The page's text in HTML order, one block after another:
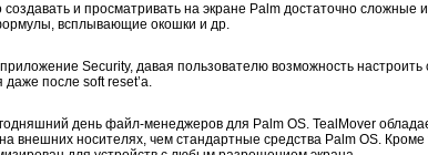
и просматривать на экране Palm достаточно сложные
всплывающие окошки и др.
Security, давая пользователю возможность
даже после soft reset’a.
день файл-менеджеров для Palm OS. TealMover
внешних носителях, чем стандартные средства Palm OS.